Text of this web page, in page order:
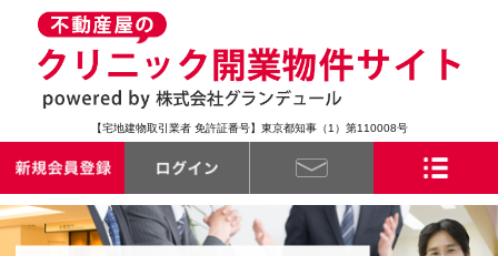
【宅地建物取引業者 免許証番号】東京都知事（1）第110008号